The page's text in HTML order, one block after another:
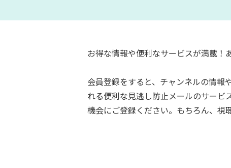
お得な情報や便利なサービスが満載！
会員登録をすると、チャンネルの情報
れる便利な見逃し防止メールのサービ
機会にご登録ください。もちろん、視